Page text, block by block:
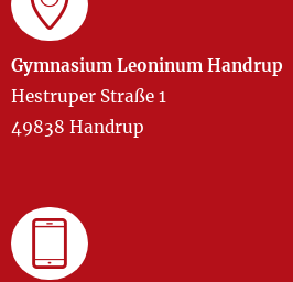
Gymnasium Leoninum Handrup
Hestruper Straße 1
49838 Handrup